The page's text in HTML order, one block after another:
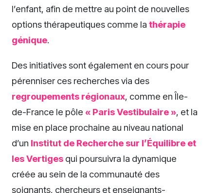
l’enfant, afin de mettre au point de nouvelles
options thérapeutiques comme la thérapie
génique.
Des initiatives sont également en cours pour
pérenniser ces recherches via des
regroupements régionaux, comme en Île-
de-France le pôle « Paris Vestibulaire », et la
mise en place prochaine au niveau national
d’un Institut de Recherche sur l’Équilibre et
les Vertiges qui poursuivra la dynamique
créée au sein de la communauté des
soignants, chercheurs et enseignants-